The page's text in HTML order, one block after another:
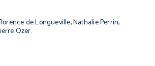
de Longueville, Nathalie Perrin,
Ozer.